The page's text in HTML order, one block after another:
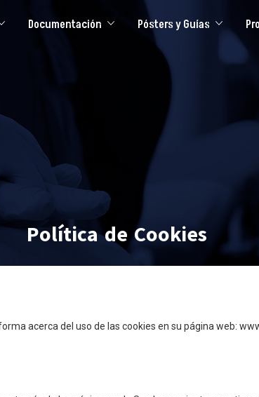
Documentación Pósters y Guías
Política de Cookies
acerca del uso de las cookies en su página web: